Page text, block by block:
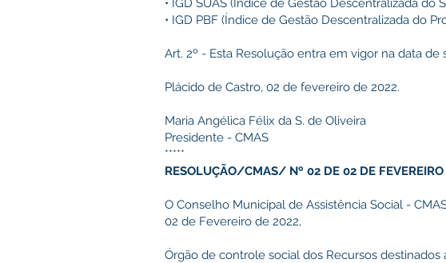
• IGD SUAS (Índice de Gestão Descentralizada do
• IGD PBF (Índice de Gestão Descentralizada do
Art. 2º - Esta Resolução entra em vigor na data de
Plácido de Castro, 02 de fevereiro de 2022.
Maria Angélica Félix da S. de Oliveira
Presidente - CMAS
*****
RESOLUÇÃO/CMAS/ Nº 02 DE 02 DE
O Conselho Municipal de Assistência Social -
02 de Fevereiro de 2022,
Órgão de controle social dos Recursos